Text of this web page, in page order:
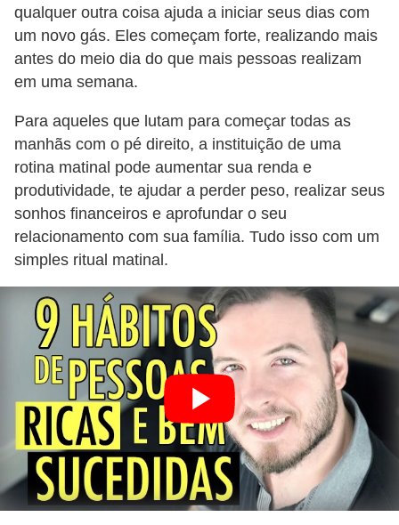
qualquer outra coisa ajuda a iniciar seus dias com
um novo gás. Eles começam forte, realizando mais
antes do meio dia do que mais pessoas realizam
em uma semana.
Para aqueles que lutam para começar todas as
manhãs com o pé direito, a instituição de uma
rotina matinal pode aumentar sua renda e
produtividade, te ajudar a perder peso, realizar seus
sonhos financeiros e aprofundar o seu
relacionamento com sua família. Tudo isso com um
simples ritual matinal.
t
o
s
o
r
m
a
s
d
e
p
a
g
m
e
n
t